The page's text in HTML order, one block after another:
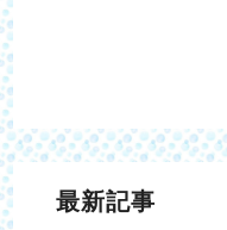
最新記事